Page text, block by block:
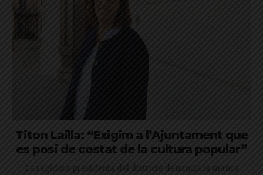
Titon Lailla: “Exigim a l’Ajuntament que
es posi de costat de la cultura popular”
La regidora presidenta del districte denuncia la manca